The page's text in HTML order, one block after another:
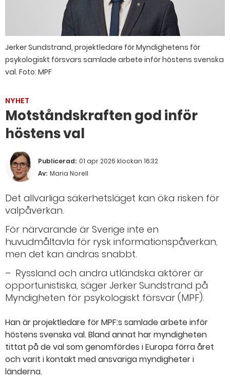
Jerker Sundstrand, projektledare för Myndighetens för
psykologiskt försvars samlade arbete inför höstens svenska
val. Foto: MPF
NYHET
Motståndskraften god inför
höstens val
Publicerad: 01 apr 2026 klockan 16:32
Av: Maria Norell
Det allvarliga säkerhetsläget kan öka risken för
valpåverkan.
För närvarande är Sverige inte en
huvudmåltavla för rysk informationspåverkan,
men det kan ändras snabbt.
– Ryssland och andra utländska aktörer är
opportunistiska, säger Jerker Sundstrand på
Myndigheten för psykologiskt försvar (MPF).
Han är projektledare för MPF:s samlade arbete inför
höstens svenska val. Bland annat har myndigheten
tittat på de val som genomfördes i Europa förra året
och varit i kontakt med ansvariga myndigheter i
länderna.